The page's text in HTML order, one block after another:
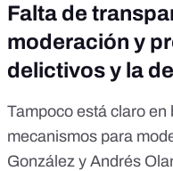
Falta de
moderación y
delictivos y la
Tampoco está claro en
mecanismos para
González y Andrés